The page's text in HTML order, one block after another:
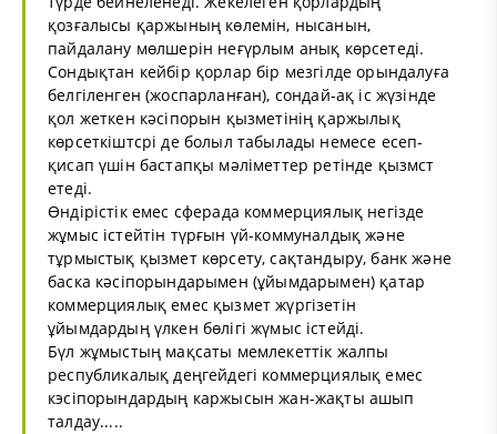
қозғалысы қаржының көлемін, нысанын,
пайдалану мөлшерін неғүрлым анық көрсетеді.
Сондықтан кейбір қорлар бір мезгілде орындалуға
белгіленген (жоспарланған), сондай-ақ іс жүзінде
қол жеткен кәсіпорын қызметінің қаржылық
көрсеткіштсрі де болыл табылады немесе есеп-
қисап үшін бастапқы мәліметтер ретінде қызмст
етеді.
Өндірістік емес сферада коммерциялық негізде
жұмыс істейтін түрғын үй-коммуналдық және
тұрмыстық қызмет көрсету, сақтандыру, банк және
баска кәсіпорындарымен (ұйымдарымен) қатар
коммерциялық емес қызмет жүргізетін
ұйымдардың үлкен бөлігі жүмыс істейді.
Бүл жұмыстың мақсаты мемлекеттік жалпы
республикалық деңгейдегі коммерциялық емес
кэсіпорындардың каржысын жан-жақты ашып
талдау.....